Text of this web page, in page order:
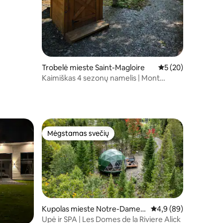
Trobelė mieste Saint-Magloire Vidutinis
5 (20)
Kaimiškas 4 sezonų namelis | Mont
Mėgstamas svečių
Mėgstamas svečių
Kupolas mieste Notre-Dame-
du-Rosaire
Vidutinis įvertinimas:
4,9 (89)
Upė ir SPA | Les Domes de la Riviere Alick